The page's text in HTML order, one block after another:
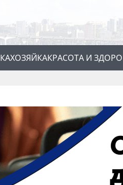
ХОЗЯЙКАКРАСОТА И